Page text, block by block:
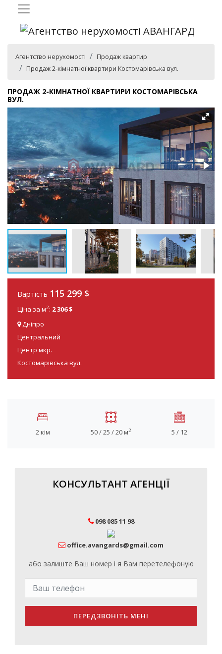
Агентство нерухомості
Продаж квартир
Продаж 2-кімнатної квартири Костомарівська вул.
ПРОДАЖ 2-КІМНАТНОЇ КВАРТИРИ КОСТОМАРІВСЬКА
ВУЛ.
Вартість 115 299 $
Ціна за м2: 2 306 $
Дніпро
Центральний
Центр мкр.
Костомарівська вул.
2 кім 50 / 25 / 20 м2 5 / 12
КОНСУЛЬТАНТ АГЕНЦІЇ
098 085 11 98
office.avangards@gmail.com
або залиште Ваш номер і я Вам перетелефоную
ПЕРЕДЗВОНІТЬ МЕНІ